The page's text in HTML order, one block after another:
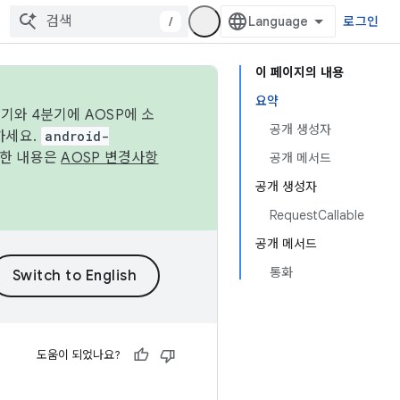
/ 로그인
이 페이지의 내용
요약
공개 생성자
공개 메서드
공개 생성자
RequestCallable
공개 메서드
통화
와 4분기에 AOSP에 소
세요. android-
내용은AOSP 변경사항
도움이 되었나요?